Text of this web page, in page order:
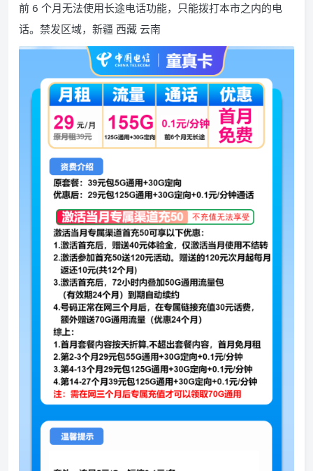
前 6 个月无法使用长途电话功能，只能拨打本市之内的电
话。禁发区域，新疆 西藏 云南